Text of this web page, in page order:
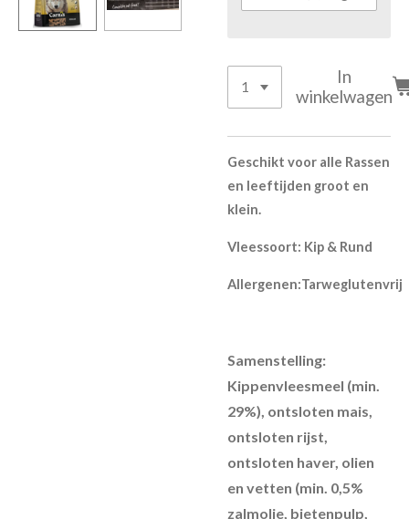
In
winkelwagen
Geschikt voor alle Rassen
en leeftijden groot en
klein.
Vleessoort: Kip & Rund
Allergenen:Tarweglutenvrij
Samenstelling:
Kippenvleesmeel (min.
29%), ontsloten mais,
ontsloten rijst,
ontsloten haver, olien
en vetten (min. 0,5%
zalmolie, bietenpulp,